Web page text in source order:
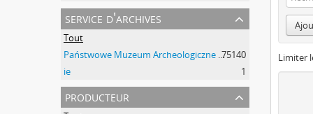
service d'archives
Tout
Państwowe Muzeum Archeologiczne w Warszawie75140
ie
1
producteur
Limiter